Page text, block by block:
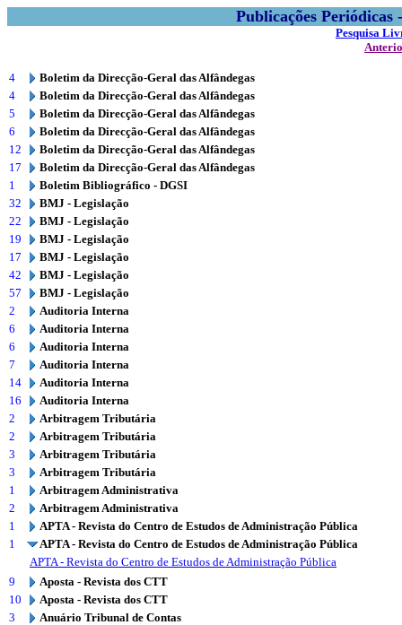
Publicações
Pesquisa
4
Boletim da Direcção-Geral das Alfândegas
4
Boletim da Direcção-Geral das Alfândegas
5
Boletim da Direcção-Geral das Alfândegas
6
Boletim da Direcção-Geral das Alfândegas
12
Boletim da Direcção-Geral das Alfândegas
17
Boletim da Direcção-Geral das Alfândegas
1
Boletim Bibliográfico - DGSI
32
BMJ - Legislação
22
BMJ - Legislação
19
BMJ - Legislação
17
BMJ - Legislação
42
BMJ - Legislação
57
BMJ - Legislação
2
Auditoria Interna
6
Auditoria Interna
6
Auditoria Interna
7
Auditoria Interna
14
Auditoria Interna
16
Auditoria Interna
2
Arbitragem Tributária
2
Arbitragem Tributária
3
Arbitragem Tributária
3
Arbitragem Tributária
1
Arbitragem Administrativa
2
Arbitragem Administrativa
1
APTA - Revista do Centro de Estudos de Administração Pública
1
APTA - Revista do Centro de Estudos de Administração Pública
APTA - Revista do Centro de Estudos de Administração Pública
9
Aposta - Revista dos CTT
10
Aposta - Revista dos CTT
3
Anuário Tribunal de Contas